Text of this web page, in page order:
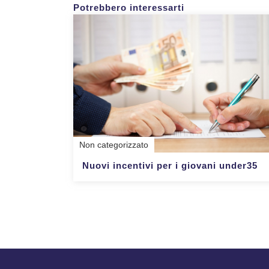
Potrebbero interessarti
Non categorizzato
Nuovi incentivi per i giovani under35